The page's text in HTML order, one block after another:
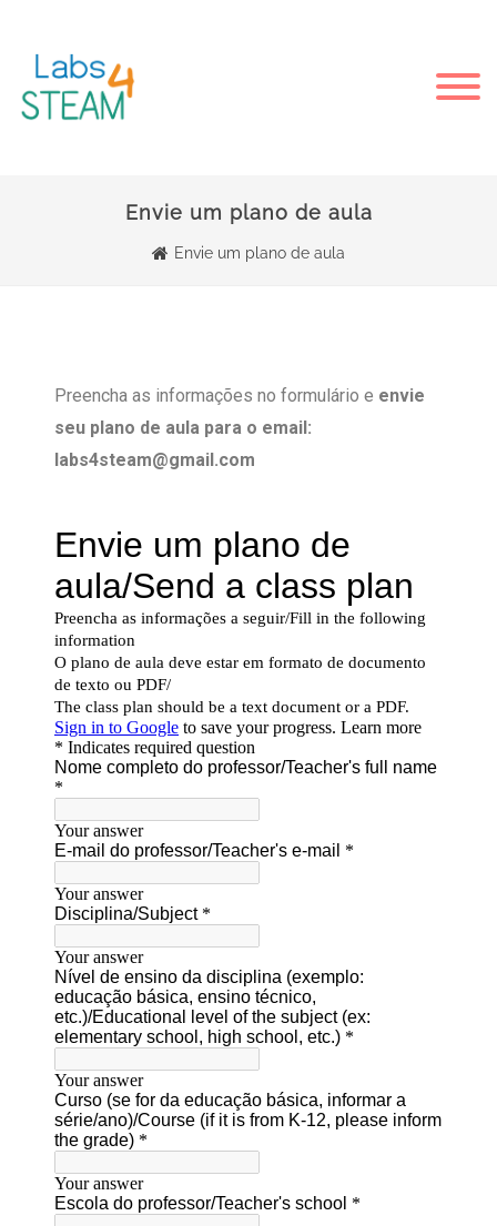
Envie um plano de aula
Envie um plano de aula
Preencha as informações no formulário e envie
seu plano de aula para o email:
labs4steam@gmail.com